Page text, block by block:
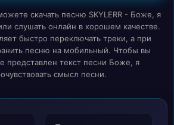
скачать песню SKYLERR - Боже, я
слушать онлайн в хорошем качестве.
быстро переключать треки, а при
песню на мобильный. Чтобы вы
представлен текст песни Боже, я
смысл песни.